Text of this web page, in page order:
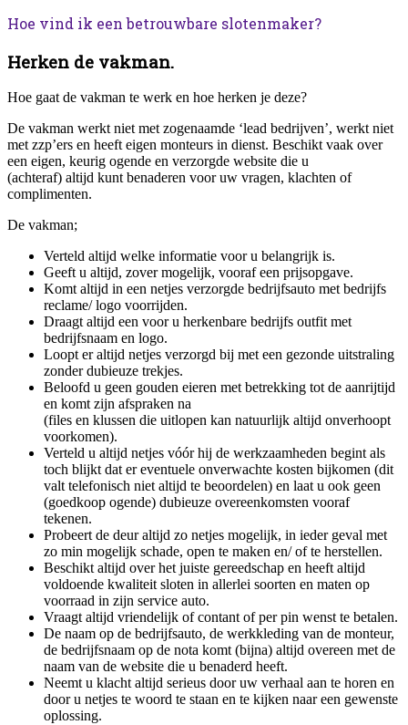
Hoe vind ik een betrouwbare slotenmaker?
Herken de vakman.
Hoe gaat de vakman te werk en hoe herken je deze?
De vakman werkt niet met zogenaamde ‘lead bedrijven’, werkt niet
met zzp’ers en heeft eigen monteurs in dienst. Beschikt vaak over
een eigen, keurig ogende en verzorgde website die u
(achteraf) altijd kunt benaderen voor uw vragen, klachten of
complimenten.
De vakman;
Verteld altijd welke informatie voor u belangrijk is.
Geeft u altijd, zover mogelijk, vooraf een prijsopgave.
Komt altijd in een netjes verzorgde bedrijfsauto met bedrijfs
reclame/ logo voorrijden.
Draagt altijd een voor u herkenbare bedrijfs outfit met
bedrijfsnaam en logo.
Loopt er altijd netjes verzorgd bij met een gezonde uitstraling
zonder dubieuze trekjes.
Beloofd u geen gouden eieren met betrekking tot de aanrijtijd
en komt zijn afspraken na
(files en klussen die uitlopen kan natuurlijk altijd onverhoopt
voorkomen).
Verteld u altijd netjes vóór hij de werkzaamheden begint als
toch blijkt dat er eventuele onverwachte kosten bijkomen (dit
valt telefonisch niet altijd te beoordelen) en laat u ook geen
(goedkoop ogende) dubieuze overeenkomsten vooraf
tekenen.
Probeert de deur altijd zo netjes mogelijk, in ieder geval met
zo min mogelijk schade, open te maken en/ of te herstellen.
Beschikt altijd over het juiste gereedschap en heeft altijd
voldoende kwaliteit sloten in allerlei soorten en maten op
voorraad in zijn service auto.
Vraagt altijd vriendelijk of contant of per pin wenst te betalen.
De naam op de bedrijfsauto, de werkkleding van de monteur,
de bedrijfsnaam op de nota komt (bijna) altijd overeen met de
naam van de website die u benaderd heeft.
Neemt u klacht altijd serieus door uw verhaal aan te horen en
door u netjes te woord te staan en te kijken naar een gewenste
oplossing.